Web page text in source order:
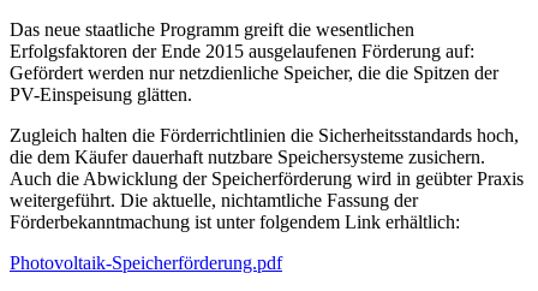
Das neue staatliche Programm greift die wesentlichen
Erfolgsfaktoren der Ende 2015 ausgelaufenen Förderung auf:
Gefördert werden nur netzdienliche Speicher, die die Spitzen der
PV-Einspeisung glätten.
Zugleich halten die Förderrichtlinien die Sicherheitsstandards hoch,
die dem Käufer dauerhaft nutzbare Speichersysteme zusichern.
Auch die Abwicklung der Speicherförderung wird in geübter Praxis
weitergeführt. Die aktuelle, nichtamtliche Fassung der
Förderbekanntmachung ist unter folgendem Link erhältlich:
Photovoltaik-Speicherförderung.pdf